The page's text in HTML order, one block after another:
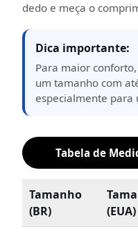
dedo e meça o
Dica importante:
Para maior
um tamanho com
especialmente para
Tabela de
Tamanho
(BR)
(EUA)